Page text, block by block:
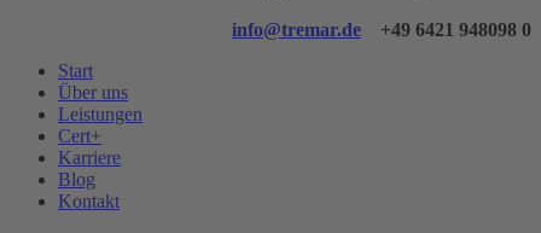
info@tremar.de
+49 6421 948098 0
Start
Über uns
Leistungen
Cert+
Karriere
Blog
Kontakt